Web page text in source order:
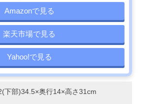
Amazonで見る
楽天市場で見る
Yahoo!で見る
下部)34.5×奥行14×高さ31cm